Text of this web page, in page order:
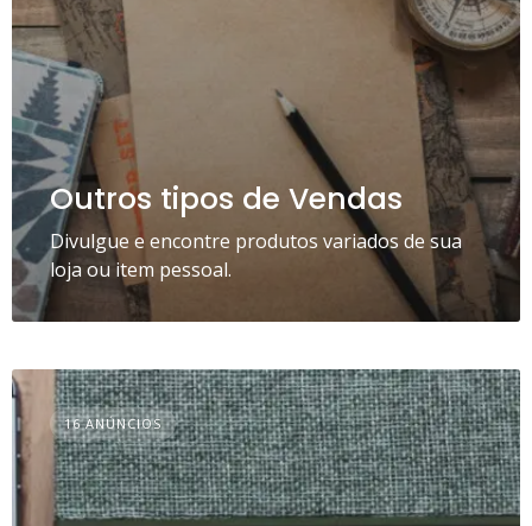
Outros tipos de Vendas
Divulgue e encontre produtos variados de sua
loja ou item pessoal.
16 ANÚNCIOS